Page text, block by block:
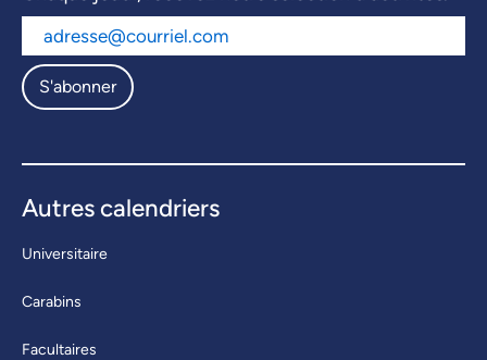
S'abonner
Autres calendriers
Universitaire
Carabins
Facultaires